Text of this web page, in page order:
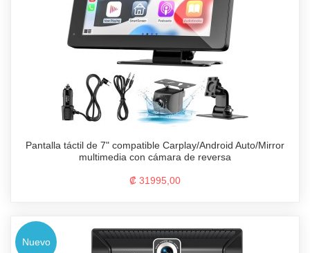
Pantalla táctil de 7" compatible Carplay/Android Auto/Mirror
multimedia con cámara de reversa
₡ 31995,00
Nuevo